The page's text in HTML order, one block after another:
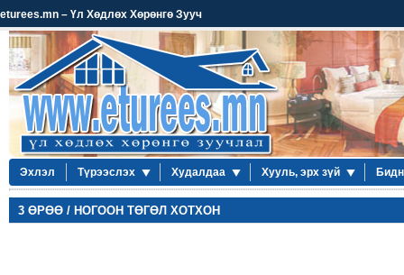
eturees.mn – Үл Хөдлөх Хөрөнгө Зууч
Эхлэл Түрээслэх Худалдаа Хууль, эрх зүй
3 ӨРӨӨ / НОГООН ТӨГӨЛ ХОТХОН